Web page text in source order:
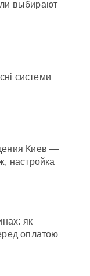
выбирают
системи
Киев —
настройка
як
оплатою